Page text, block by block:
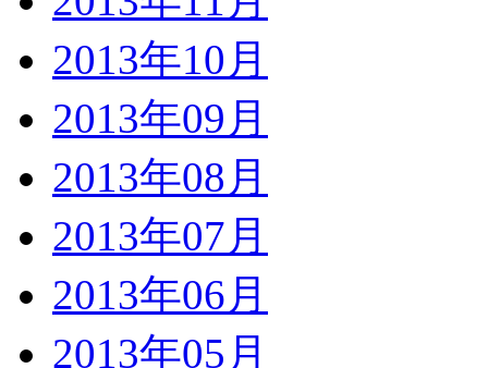
2013年10月
2013年09月
2013年08月
2013年07月
2013年06月
2013年05月